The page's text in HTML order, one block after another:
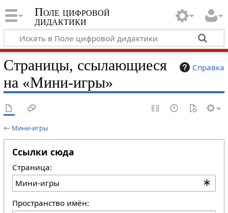
Поле цифровой
дидактики
Справка
Страницы, ссылающиеся
на «Мини-игры»
← Мини-игры
Ссылки сюда
Страница:
Пространство имён: